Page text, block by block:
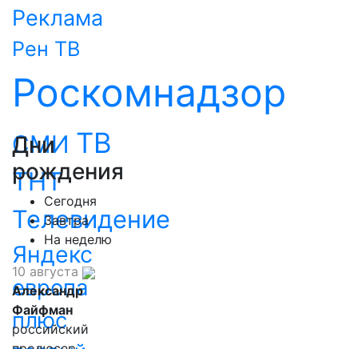
Реклама
Рен ТВ
Роскомнадзор
СМИ ТВ
ТНТ
Телевидение
Яндекс
европа
плюс
Дни
рождения
Сегодня
Завтра
На неделю
10 августа
Александр
Файфман
российский